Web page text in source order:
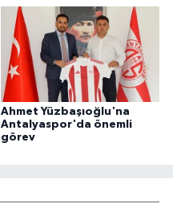
Ahmet Yüzbaşıoğlu'na
Antalyaspor'da önemli
görev